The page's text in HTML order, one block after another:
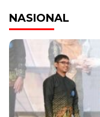
NASIONAL